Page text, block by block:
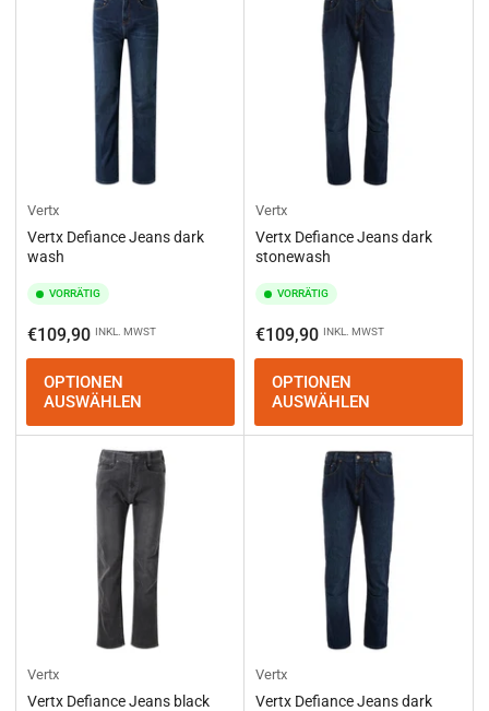
Vertx
Vertx Defiance Jeans dark
wash
VORRÄTIG
Normaler
Preis
€109,90 INKL. MWST
OPTIONEN
AUSWÄHLEN
Vertx
Vertx Defiance Jeans dark
stonewash
VORRÄTIG
Normaler
Preis
€109,90 INKL. MWST
OPTIONEN
AUSWÄHLEN
Vertx
Vertx Defiance Jeans black
Vertx
Vertx Defiance Jeans dark